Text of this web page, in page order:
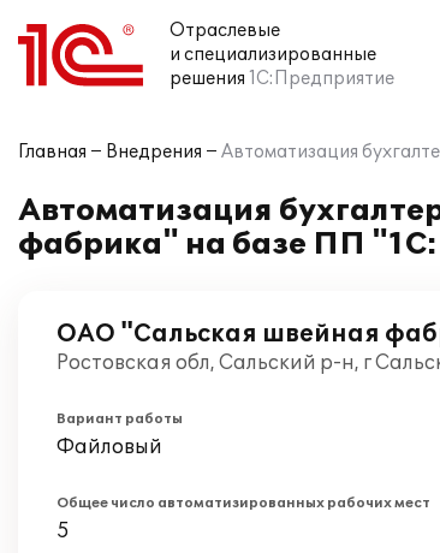
Отраслевые
и специализированные
решения 1С:Предприятие
Главная Внедрения Автоматизация
Автоматизация
фабрика" на базе ПП
ОАО "Сальская швейная
Ростовская обл, Сальский р-н, г
Вариант работы
Файловый
Общее число автоматизированных рабочих мест
5